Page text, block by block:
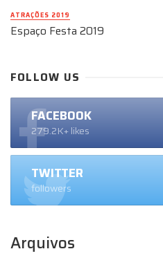
ATRAÇÕES 2019
Espaço Festa 2019
FOLLOW US
FACEBOOK
279.2K+ likes
TWITTER
followers
Arquivos